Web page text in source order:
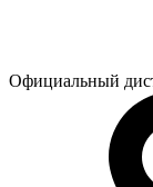
Официальный